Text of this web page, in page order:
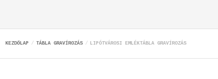
KEZDŐLAP TÁBLA GRAVÍROZÁS LIPÓTVÁROSI EMLÉKTÁBLA GRAVÍROZÁS